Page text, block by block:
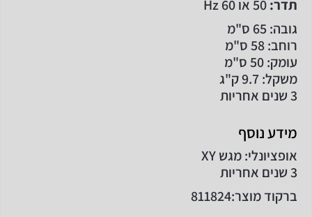
תדר:
גובה: 65 ס"מ
רוחב: 58 ס"מ
עומק: 50 ס"מ
משקל: 9.7 ק"ג
3 שנים אחריות
מידע נוסף
אופציונלי: מגש XY
3 שנים אחריות
ברקוד מוצר:811824